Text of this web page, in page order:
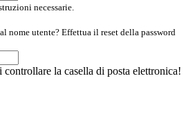
necessarie.
nome utente? Effettua il reset della password
la casella di posta elettronica!